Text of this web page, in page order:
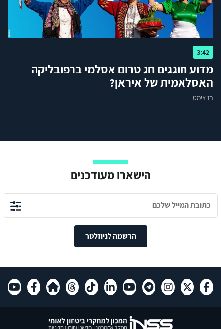
3:42
מדוע חוגגים חג טרום אסלמי ברפובליקה
האסלאמית של איראן?
רז צימט
הישארו מעודכנים
הרשמה לניוזלטר